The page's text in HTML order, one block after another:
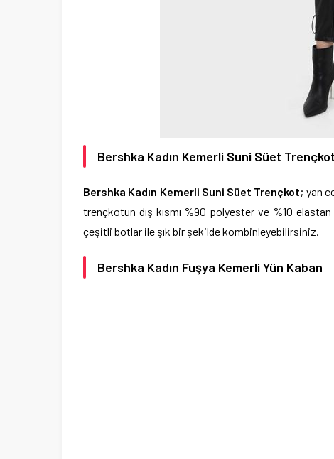
Bershka Kadın Kemerli Suni Süet Trençkot
Bershka Kadın Kemerli Suni Süet Trençkot; yan
trençkotun dış kısmı %90 polyester ve %10
çeşitli botlar ile şık bir şekilde kombinleyebilirsiniz.
Bershka Kadın Fuşya Kemerli Yün Kaban